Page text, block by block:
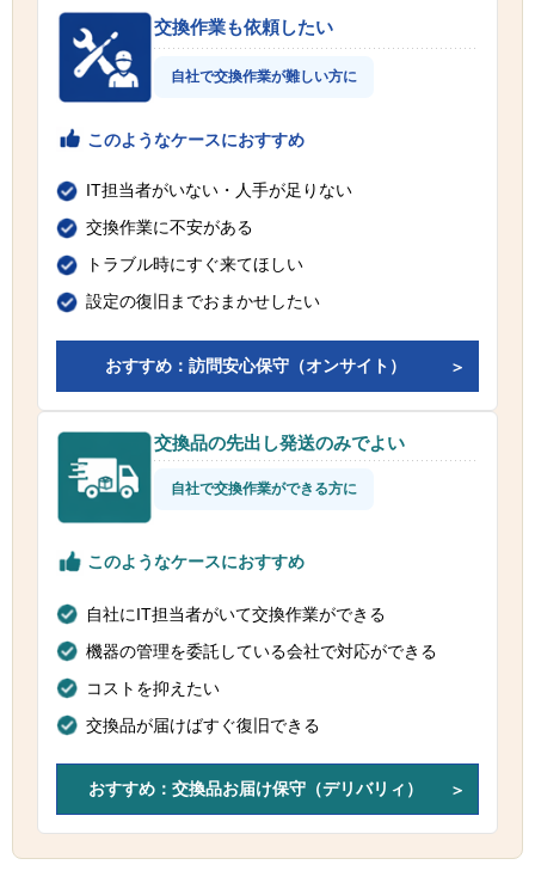
交換作業も依頼したい
自社で交換作業が難しい方に
このようなケースにおすすめ
IT担当者がいない・人手が足りない
交換作業に不安がある
トラブル時にすぐ来てほしい
設定の復旧までおまかせしたい
おすすめ：訪問安心保守（オンサイト）
交換品の先出し発送のみでよい
自社で交換作業ができる方に
このようなケースにおすすめ
自社にIT担当者がいて交換作業ができる
機器の管理を委託している会社で対応ができる
コストを抑えたい
交換品が届けばすぐ復旧できる
おすすめ：交換品お届け保守（デリバリィ）